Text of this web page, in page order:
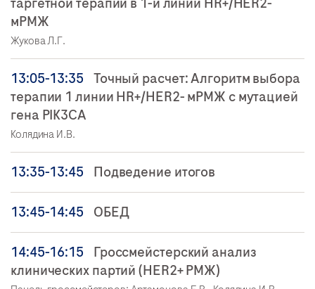
мРМЖ
Жукова Л.Г.
13:05-13:35 Точный расчет: Алгоритм выбора
терапии 1 линии HR+/HER2- мРМЖ с мутацией
гена PIK3CA
Колядина И.В.
13:35-13:45 Подведение итогов
13:45-14:45 ОБЕД
14:45-16:15 Гроссмейстерский анализ
клинических партий (HER2+ РМЖ)